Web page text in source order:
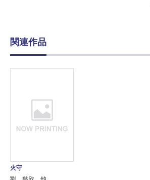
関連作品
火守